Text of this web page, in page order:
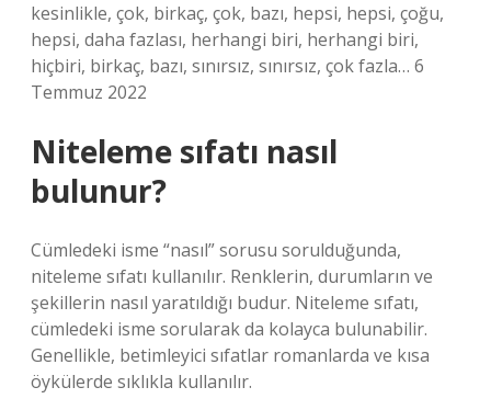
kesinlikle, çok, birkaç, çok, bazı, hepsi, hepsi, çoğu,
hepsi, daha fazlası, herhangi biri, herhangi biri,
hiçbiri, birkaç, bazı, sınırsız, sınırsız, çok fazla… 6
Temmuz 2022
Niteleme sıfatı nasıl
bulunur?
Cümledeki isme “nasıl” sorusu sorulduğunda,
niteleme sıfatı kullanılır. Renklerin, durumların ve
şekillerin nasıl yaratıldığı budur. Niteleme sıfatı,
cümledeki isme sorularak da kolayca bulunabilir.
Genellikle, betimleyici sıfatlar romanlarda ve kısa
öykülerde sıklıkla kullanılır.